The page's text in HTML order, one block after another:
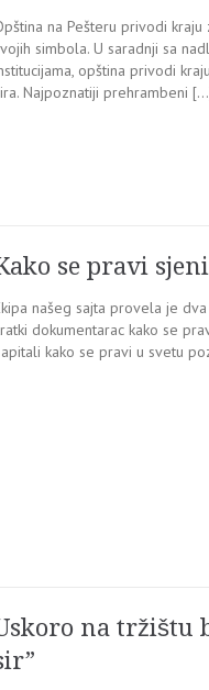
na Pešteru privodi
simbola. U saradnji sa
opština privodi
Najpoznatiji prehrambeni
se pravi
našeg sajta provela je
dokumentarac kako se
kako se pravi u svetu
na tržištu